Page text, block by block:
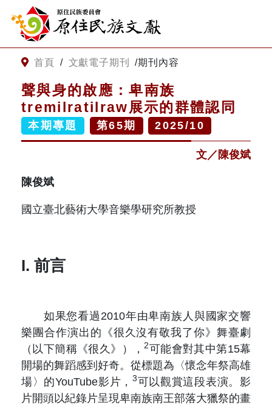
跳到主要內容
網站導覽
客服諮詢
關
搜
尋
請
關
鍵
字
關於我們
原住民族文獻會設置要點
委員介紹
歷次會議記錄
徵稿訊息
本會出版品列表
與國史館共同出版品介紹
出版品查詢
文獻電子期刊
本期內容
歷史期刊
相關連結
首頁 / 文獻電子期刊 /期刊內容
聲與身的啟應：卑南族
tremilratilraw展示的群體認同
本期專題 第65期 2025/10
文／陳俊斌
陳俊斌
國立臺北藝術大學音樂學研究所教授
I. 前言
如果您看過2010年由卑南族人與國家交響
樂團合作演出的《很久沒有敬我了你》舞臺劇
（以下簡稱《很久》），2可能會對其中第15幕
開場的舞蹈感到好奇。從標題為〈懷念年祭高雄
場〉的YouTube影片， 3可以觀賞這段表演。影
片開頭以紀錄片呈現卑南族南王部落大獵祭的畫